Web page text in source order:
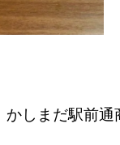
しまだ駅前通